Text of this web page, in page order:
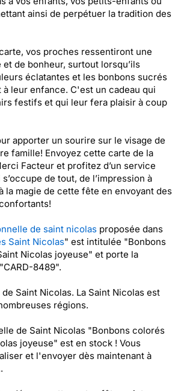
ainsi de perpétuer la tradition des
vos proches ressentiront une
de bonheur, surtout lorsqu’ils
éclatantes et les bonbons sucrés
leur enfance. C'est un cadeau qui
festifs et qui leur fera plaisir à coup
apporter un sourire sur le visage de
famille! Envoyez cette carte de la
Facteur et profitez d’un service
de tout, de l’impression à
la magie de cette fête en envoyant des
de saint nicolas proposée dans
Saint Nicolas" est intitulée "Bonbons
Nicolas joyeuse" et porte la
8489".
Saint Nicolas. La Saint Nicolas est
régions.
de Saint Nicolas "Bonbons colorés
joyeuse" est en stock ! Vous
et l'envoyer dès maintenant à